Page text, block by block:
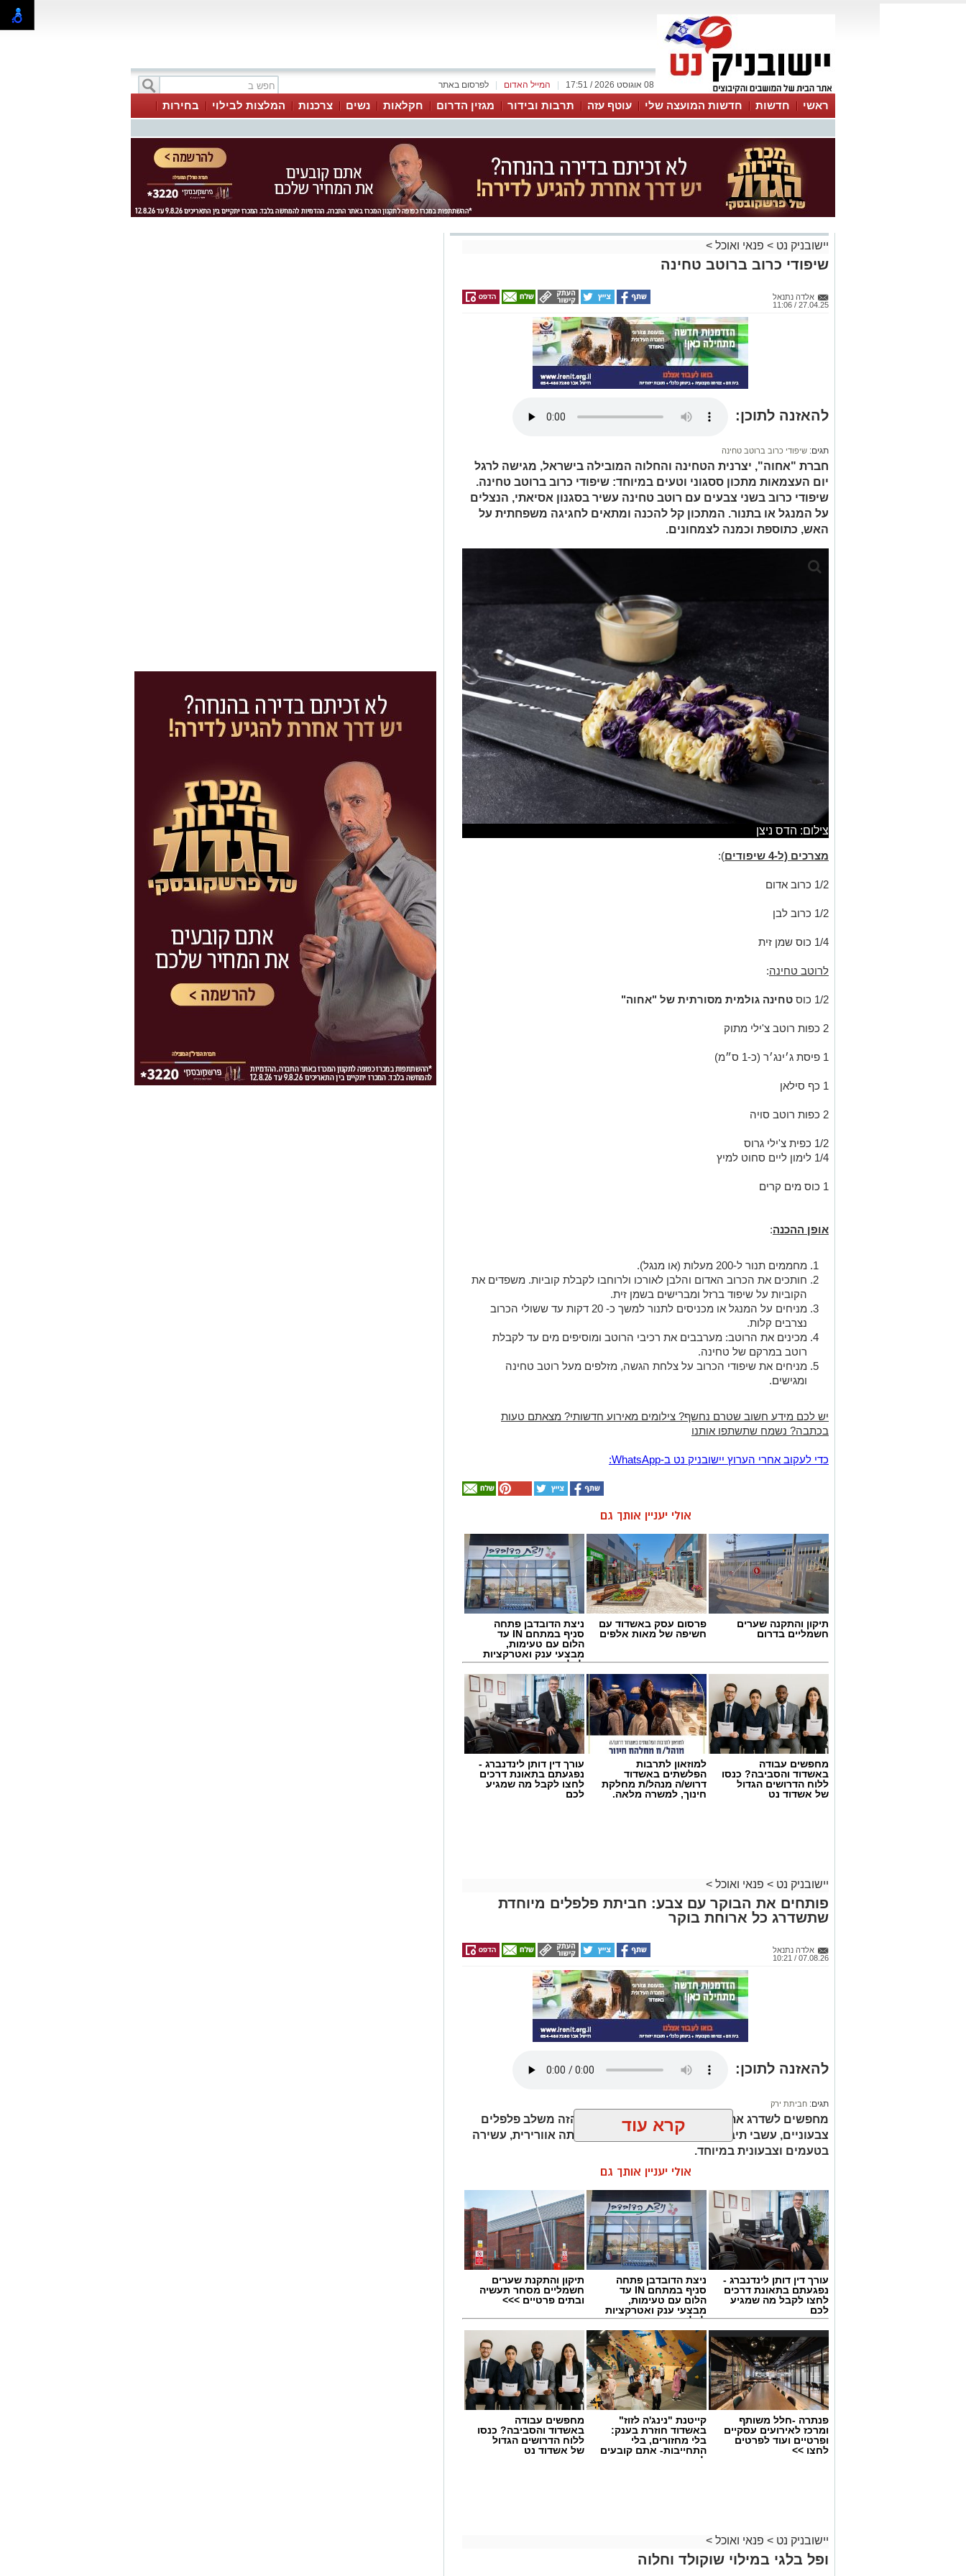
לפרסום באתר המייל האדום 08 אוגוסט 2026 / 17:51
ראשי חדשות חדשות המועצה שלי עוטף עזה תרבות ובידור מגזין הדרום חקלאות נשים צרכנות המלצות לבילוי
בחירות
יישובניק נט > פנאי ואוכל >
שיפודי כרוב ברוטב טחינה
אלדה נתנאל
27.04.25 / 11:06
להאזנה לתוכן:
תגים: שיפודי כרוב ברוטב טחינה
חברת "אחוה", יצרנית הטחינה והחלוה המובילה בישראל, מגישה לרגל
יום העצמאות מתכון ססגוני וטעים במיוחד: שיפודי כרוב ברוטב טחינה.
שיפודי כרוב בשני צבעים עם רוטב טחינה עשיר בסגנון אסיאתי, הנצלים
על המנגל או בתנור. המתכון קל להכנה ומתאים לחגיגה משפחתית על
האש, כתוספת וכמנה לצמחונים.
צילום: הדס ניצן
מצרכים (ל-4 שיפודים ):
1/2 כרוב אדום
1/2 כרוב לבן
1/4 כוס שמן זית
לרוטב טחינה:
1/2 כוס טחינה גולמית מסורתית של "אחוה"
2 כפות רוטב צ'ילי מתוק
1 פיסת ג׳ינג׳ר (כ-1 ס״מ)
1 כף סילאן
2 כפות רוטב סויה
1/2 כפית צ'ילי גרוס
1/4 לימון ליים סחוט למיץ
1 כוס מים קרים
אופן ההכנה:
מחממים תנור ל-200 מעלות (או מנגל).
חותכים את הכרוב האדום והלבן לאורכו ולרוחבו לקבלת קוביות. משפדים את
הקוביות על שיפוד ברזל ומברישים בשמן זית.
מניחים על המנגל או מכניסים לתנור למשך כ- 20 דקות עד ששולי הכרוב
נצרבים קלות.
מכינים את הרוטב: מערבבים את רכיבי הרוטב ומוסיפים מים עד לקבלת
רוטב במרקם של טחינה.
מניחים את שיפודי הכרוב על צלחת הגשה, מזלפים מעל רוטב טחינה
ומגישים.
יש לכם מידע חשוב שטרם נחשף? צילומים מאירוע חדשותי? מצאתם טעות
בכתבה? נשמח שתשתפו אותנו
‏כדי לעקוב אחרי הערוץ יישובניק נט ב-WhatsApp:‏‏‏
אולי יעניין אותך גם
תיקון והתקנה שערים
חשמליים בדרום
פרסום עסק באשדוד עם
חשיפה של מאות אלפים
ניצת הדובדבן פתחה
סניף במתחם IN עד
הלום עם טעימות,
מבצעי ענק ואטרקציות
לכל המשפחה
מחפשים עבודה
באשדוד והסביבה? כנסו
ללוח הדרושים הגדול
של אשדוד נט
למוזאון לתרבות
הפלשתים באשדוד
דרוש/ה מנהל/ת מחלקת
חינוך, למשרה מלאה.
עורך דין דותן לינדנברג -
נפגעתם בתאונת דרכים
לחצו לקבל מה שמגיע
לכם
יישובניק נט > פנאי ואוכל >
פותחים את הבוקר עם צבע: חביתת פלפלים מיוחדת
שתשדרג כל ארוחת בוקר
אלדה נתנאל
07.08.26 / 10:21
להאזנה לתוכן:
תגים: חביתת ירק
מחפשים לשדרג את החביתה של הבוקר? המתכון הזה משלב פלפלים
צבעוניים, עשבי תיבול טריים ותיבול עדין, ויוצר חביתה אוורירית, עשירה
בטעמים וצבעונית במיוחד.
ai
¼ פלפל ירוק, חתוך לקוביות קטנות
½ בצל קטן קצוץ דק (לא חובה)
קרא עוד
אולי יעניין אותך גם
עורך דין דותן לינדנברג -
נפגעתם בתאונת דרכים
לחצו לקבל מה שמגיע
לכם
ניצת הדובדבן פתחה
סניף במתחם IN עד
הלום עם טעימות,
מבצעי ענק ואטרקציות
לכל המשפחה
תיקון והתקנת שערים
חשמליים מסחר תעשיה
ובתים פרטיים >>>
פנתרה -חלל משותף
ומרכז לאירועים עסקיים
ופרטיים ועוד לפרטים
לחצו >>
קייטנת "נינג'ה לזוז"
באשדוד חוזרת בענק:
בלי מחזורים, בלי
התחייבות- אתם קובעים
לכמה ואיזה ימים
מחפשים עבודה
באשדוד והסביבה? כנסו
ללוח הדרושים הגדול
של אשדוד נט
יישובניק נט > פנאי ואוכל >
ופל בלגי במילוי שוקולד וחלוה